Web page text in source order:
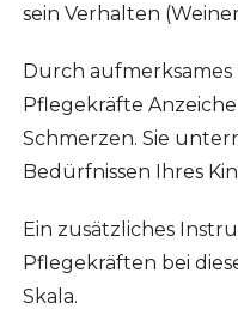
sein Verhalten
Durch
Pflegekräfte
Schmerzen. Sie
Bedürfnissen Ihres
Ein zusätzliches
Pflegekräften bei
Skala.